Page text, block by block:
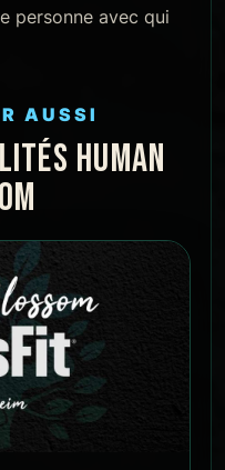
personne avec qui
AUSSI
HUMAN